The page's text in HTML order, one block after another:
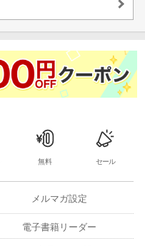
無料 セール
メルマガ設定
電子書籍リーダー